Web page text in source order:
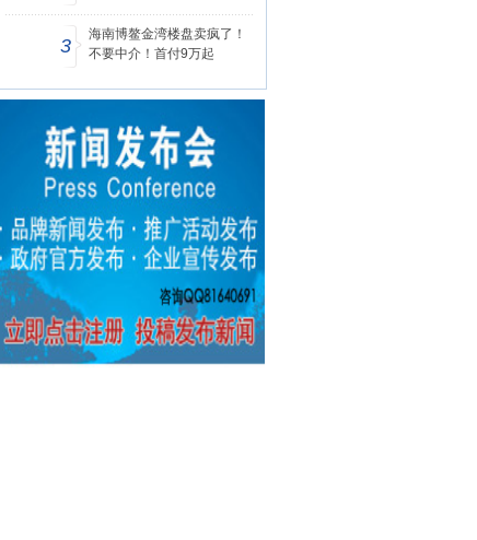
3
海南博鳌金湾楼盘卖疯了！
不要中介！首付9万起